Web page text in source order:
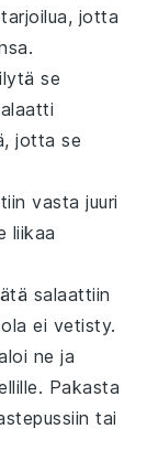
jotta
se
jotta se
vasta juuri
liikaa
salaattiin
ei vetisty.
ne ja
Pakasta
tai